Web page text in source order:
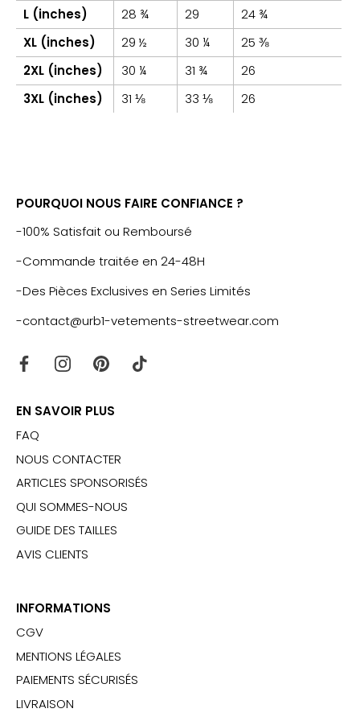
L (inches)
28 ¾ 29
24 ¾
XL (inches)
29 ½ 30 ¼
25 ⅜
2XL (inches)
30 ¼ 31 ¾
26
3XL (inches)
31 ⅛ 33 ⅛ 26
POURQUOI NOUS FAIRE CONFIANCE ?
-100% Satisfait ou Remboursé
-Commande traitée en 24-48H
-Des Pièces Exclusives en Series Limités
-contact@urb1-vetements-streetwear.com
EN SAVOIR PLUS
FAQ
NOUS CONTACTER
ARTICLES SPONSORISÉS
QUI SOMMES-NOUS
GUIDE DES TAILLES
AVIS CLIENTS
INFORMATIONS
CGV
MENTIONS LÉGALES
PAIEMENTS SÉCURISÉS
LIVRAISON